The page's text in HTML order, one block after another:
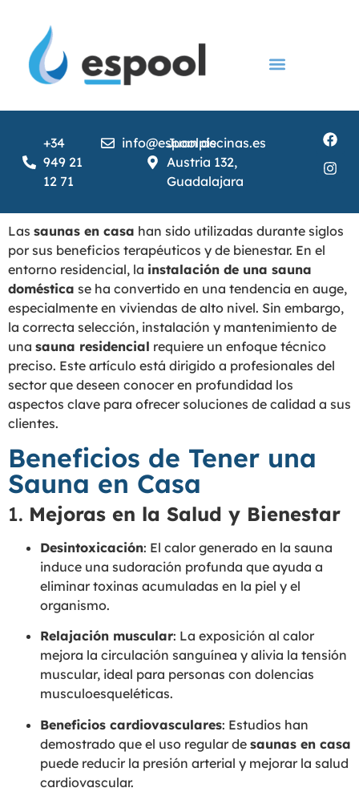
+34
949 21
12 71
info@espoolpiscinas.es
Juan de
Austria 132,
Guadalajara
Las saunas en casa han sido utilizadas durante siglos
por sus beneficios terapéuticos y de bienestar. En el
entorno residencial, la instalación de una sauna
doméstica se ha convertido en una tendencia en auge,
especialmente en viviendas de alto nivel. Sin embargo,
la correcta selección, instalación y mantenimiento de
una sauna residencial requiere un enfoque técnico
preciso. Este artículo está dirigido a profesionales del
sector que deseen conocer en profundidad los
aspectos clave para ofrecer soluciones de calidad a sus
clientes.
Beneficios de Tener una
Sauna en Casa
1. Mejoras en la Salud y Bienestar
Desintoxicación: El calor generado en la sauna
induce una sudoración profunda que ayuda a
eliminar toxinas acumuladas en la piel y el
organismo.
Relajación muscular: La exposición al calor
mejora la circulación sanguínea y alivia la tensión
muscular, ideal para personas con dolencias
musculoesqueléticas.
Beneficios cardiovasculares: Estudios han
demostrado que el uso regular de saunas en casa
puede reducir la presión arterial y mejorar la salud
cardiovascular.